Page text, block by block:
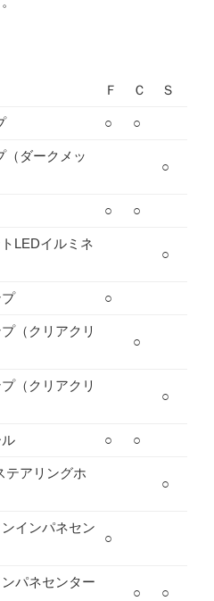
Ｆ Ｃ Ｓ
○ ○
（ダークメッ
○
○ ○
LEDイルミネ
○
○
（クリアクリ
○
（クリアクリ
○
○ ○
テアリングホ
○
インパネセン
○
パネセンター
○ ○